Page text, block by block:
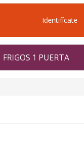
Identifícate
FRIGOS 1 PUERTA